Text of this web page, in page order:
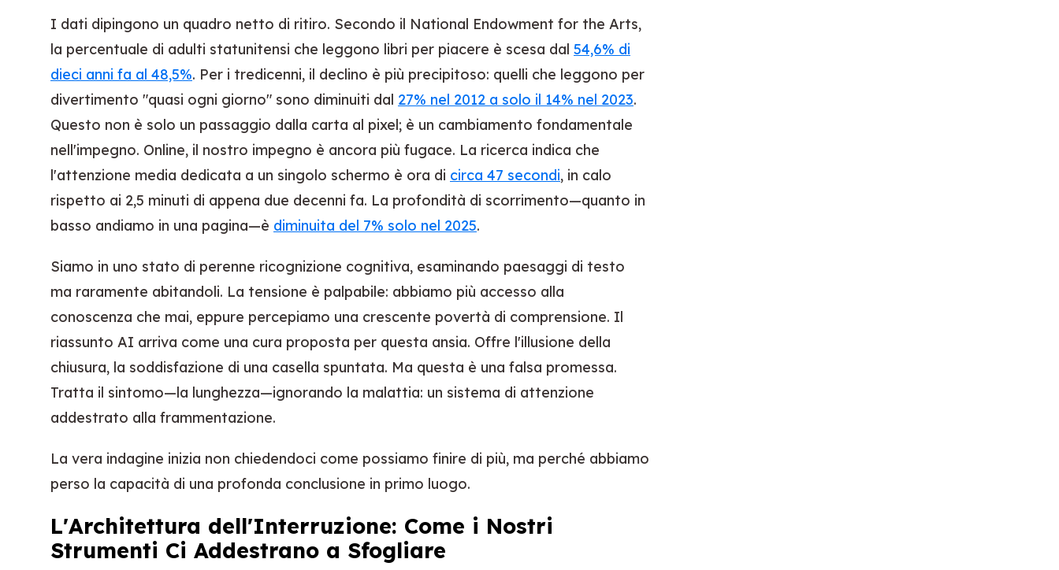
I dati dipingono un quadro netto di ritiro. Secondo il National Endowment for the Arts,
la percentuale di adulti statunitensi che leggono libri per piacere è scesa dal 54,6% di
dieci anni fa al 48,5%. Per i tredicenni, il declino è più precipitoso: quelli che leggono per
divertimento "quasi ogni giorno" sono diminuiti dal 27% nel 2012 a solo il 14% nel 2023.
Questo non è solo un passaggio dalla carta al pixel; è un cambiamento fondamentale
nell'impegno. Online, il nostro impegno è ancora più fugace. La ricerca indica che
l'attenzione media dedicata a un singolo schermo è ora di circa 47 secondi, in calo
rispetto ai 2,5 minuti di appena due decenni fa. La profondità di scorrimento—quanto in
basso andiamo in una pagina—è diminuita del 7% solo nel 2025.
Siamo in uno stato di perenne ricognizione cognitiva, esaminando paesaggi di testo
ma raramente abitandoli. La tensione è palpabile: abbiamo più accesso alla
conoscenza che mai, eppure percepiamo una crescente povertà di comprensione. Il
riassunto AI arriva come una cura proposta per questa ansia. Offre l'illusione della
chiusura, la soddisfazione di una casella spuntata. Ma questa è una falsa promessa.
Tratta il sintomo—la lunghezza—ignorando la malattia: un sistema di attenzione
addestrato alla frammentazione.
La vera indagine inizia non chiedendoci come possiamo finire di più, ma perché abbiamo
perso la capacità di una profonda conclusione in primo luogo.
L'Architettura dell'Interruzione: Come i Nostri
Strumenti Ci Addestrano a Sfogliare